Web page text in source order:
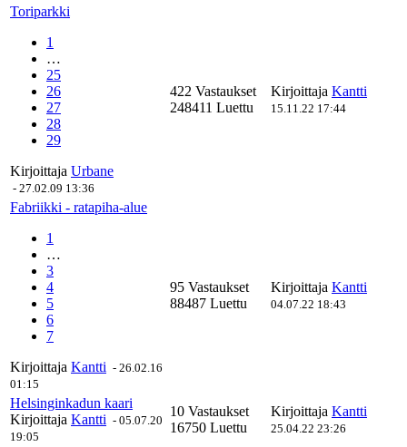
Toriparkki
1
…
25
26
27
28
29
Kirjoittaja Urbane
- 27.02.09 13:36
422 Vastaukset
248411 Luettu
Kirjoittaja Kantti
15.11.22 17:44
Fabriikki - ratapiha-alue
1
…
3
4
5
6
7
Kirjoittaja Kantti - 26.02.16
01:15
95 Vastaukset
88487 Luettu
Kirjoittaja Kantti
04.07.22 18:43
Helsinginkadun kaari
Kirjoittaja Kantti - 05.07.20
19:05
10 Vastaukset
16750 Luettu
Kirjoittaja Kantti
25.04.22 23:26